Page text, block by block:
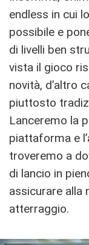
endless in cui
possibile e
di livelli ben
vista il gioco
novità, d’altro
piuttosto
Lanceremo la
piattaforma e
troveremo a
di lancio in
assicurare alla
atterraggio.